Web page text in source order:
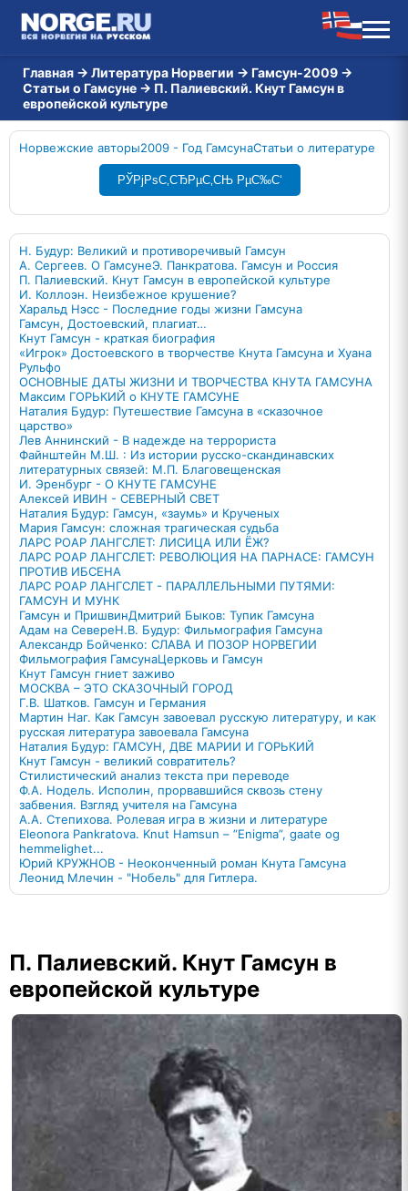
Главная → Литература Норвегии → Гамсун-2009 →
Статьи о Гамсуне → П. Палиевский. Кнут Гамсун в
европейской культуре
Норвежские авторы2009 - Год ГамсунаСтатьи о литературе
РЎРјРѕС‚СЂРµС‚СЊ РµС‰С‘
Н. Будур: Великий и противоречивый Гамсун
А. Сергеев. О ГамсунеЭ. Панкратова. Гамсун и Россия
П. Палиевский. Кнут Гамсун в европейской культуре
И. Коллоэн. Неизбежное крушение?
Харальд Нэсс - Последние годы жизни Гамсуна
Гамсун, Достоевский, плагиат…
Кнут Гамсун - краткая биография
«Игрок» Достоевского в творчестве Кнута Гамсуна и Хуана
Рульфо
ОСНОВНЫЕ ДАТЫ ЖИЗНИ И ТВОРЧЕСТВА КНУТА ГАМСУНА
Максим ГОРЬКИЙ о КНУТЕ ГАМСУНЕ
Наталия Будур: Путешествие Гамсуна в «сказочное
царство»
Лев Аннинский - В надежде на террориста
Файнштейн М.Ш. : Из истории русско-скандинавских
литературных связей: М.П. Благовещенская
И. Эренбург - О КНУТЕ ГАМСУНЕ
Алексей ИВИН - СЕВЕРНЫЙ СВЕТ
Наталия Будур: Гамсун, «заумь» и Крученых
Мария Гамсун: сложная трагическая судьба
ЛАРС РОАР ЛАНГСЛЕТ: ЛИСИЦА ИЛИ ЁЖ?
ЛАРС РОАР ЛАНГСЛЕТ: РЕВОЛЮЦИЯ НА ПАРНАСЕ: ГАМСУН
ПРОТИВ ИБСЕНА
ЛАРС РОАР ЛАНГСЛЕТ - ПАРАЛЛЕЛЬНЫМИ ПУТЯМИ:
ГАМСУН И МУНК
Гамсун и ПришвинДмитрий Быков: Тупик Гамсуна
Адам на СевереН.В. Будур: Фильмография Гамсуна
Александр Бойченко: СЛАВА И ПОЗОР НОРВЕГИИ
Фильмография ГамсунаЦерковь и Гамсун
Кнут Гамсун гниет заживо
МОСКВА – ЭТО СКАЗОЧНЫЙ ГОРОД
Г.В. Шатков. Гамсун и Германия
Мартин Наг. Как Гамсун завоевал русскую литературу, и как
русская литература завоевала Гамсуна
Наталия Будур: ГАМСУН, ДВЕ МАРИИ И ГОРЬКИЙ
Кнут Гамсун - великий совратитель?
Стилистический анализ текста при переводе
Ф.А. Нодель. Исполин, прорвавшийся сквозь стену
забвения. Взгляд учителя на Гамсуна
А.А. Степихова. Ролевая игра в жизни и литературе
Eleonora Pankratova. Knut Hamsun – ”Enigma”, gaate og
hemmelighet...
Юрий КРУЖНОВ - Неоконченный роман Кнута Гамсуна
Леонид Млечин - "Нобель" для Гитлера.
П. Палиевский. Кнут Гамсун в
европейской культуре